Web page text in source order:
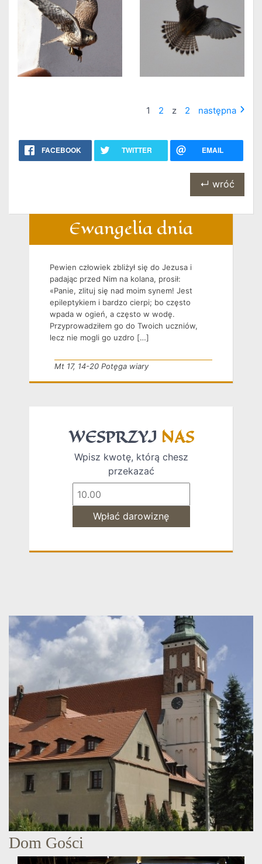
1 2 z 2 następna
FACEBOOK TWITTER EMAIL
↵ wróć
Ewangelia dnia
Pewien człowiek zbliżył się do Jezusa i
padając przed Nim na kolana, prosił:
«Panie, zlituj się nad moim synem! Jest
epileptykiem i bardzo cierpi; bo często
wpada w ogień, a często w wodę.
Przyprowadziłem go do Twoich uczniów,
lecz nie mogli go uzdro […]
Mt 17, 14-20 Potęga wiary
WESPRZYJ NAS
Wpisz kwotę, którą chesz
przekazać
Dom Gości